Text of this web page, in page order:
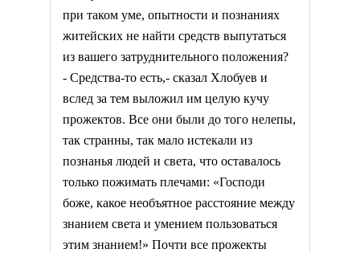
при таком уме, опытности и познаниях
житейских не найти средств выпутаться
из вашего затруднительного положения?
- Средства-то есть,- сказал Хлобуев и
вслед за тем выложил им целую кучу
прожектов. Все они были до того нелепы,
так странны, так мало истекали из
познанья людей и света, что оставалось
только пожимать плечами: «Господи
боже, какое необъятное расстояние между
знанием света и умением пользоваться
этим знанием!» Почти все прожекты